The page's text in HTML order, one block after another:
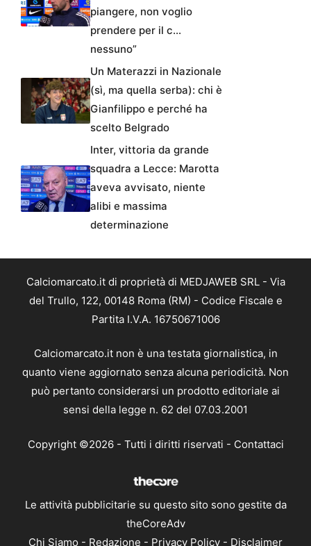
piangere, non voglio
prendere per il c…
nessuno”
Un Materazzi in Nazionale
(sì, ma quella serba): chi è
Gianfilippo e perché ha
scelto Belgrado
Inter, vittoria da grande
squadra a Lecce: Marotta
aveva avvisato, niente
alibi e massima
determinazione
Calciomarcato.it di proprietà di MEDJAWEB SRL - Via
del Trullo, 122, 00148 Roma (RM) - Codice Fiscale e
Partita I.V.A. 16750671006
Calciomarcato.it non è una testata giornalistica, in
quanto viene aggiornato senza alcuna periodicità. Non
può pertanto considerarsi un prodotto editoriale ai
sensi della legge n. 62 del 07.03.2001
Copyright ©2026 - Tutti i diritti riservati - Contattaci
Le attività pubblicitarie su questo sito sono gestite da
theCoreAdv
Chi Siamo - Redazione - Privacy Policy - Disclaimer